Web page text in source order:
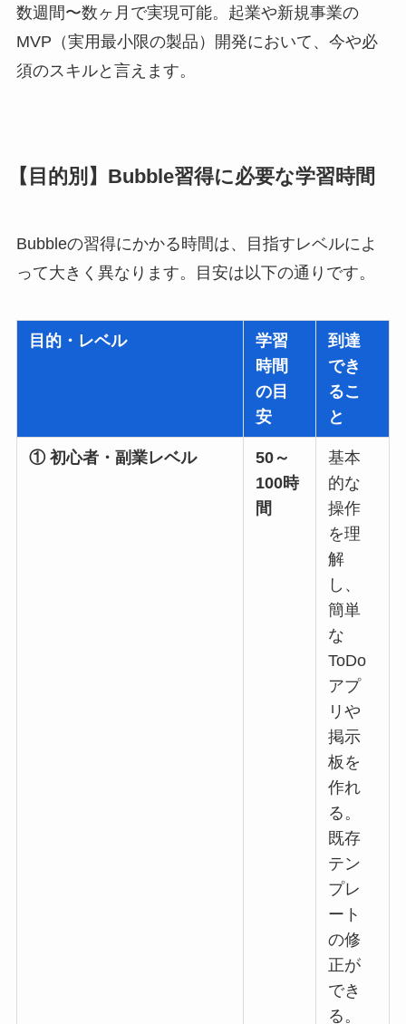
数週間〜数ヶ月で実現可能。起業や新規事業の
MVP（実用最小限の製品）開発において、今や必
須のスキルと言えます。
【目的別】Bubble習得に必要な学習時間
Bubbleの習得にかかる時間は、目指すレベルによ
って大きく異なります。目安は以下の通りです。
目的・レベル
学習
時間
の目
安
到達
でき
るこ
と
① 初心者・副業レベル
50～
100時
間
基本
的な
操作
を理
解
し、
簡単
な
ToDo
アプ
リや
掲示
板を
作れ
る。
既存
テン
プレ
ート
の修
正が
でき
る。